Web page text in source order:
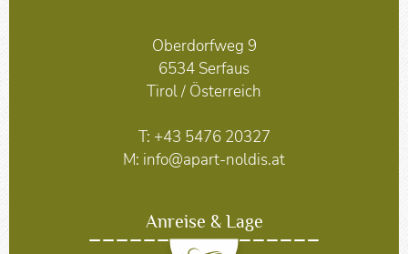
Oberdorfweg 9
6534 Serfaus
Tirol / Österreich
T: +43 5476 20327
M: info@apart-noldis.at
Anreise & Lage